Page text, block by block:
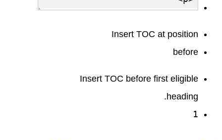
Insert TOC at position
before
Insert TOC before first eligible
heading.
1